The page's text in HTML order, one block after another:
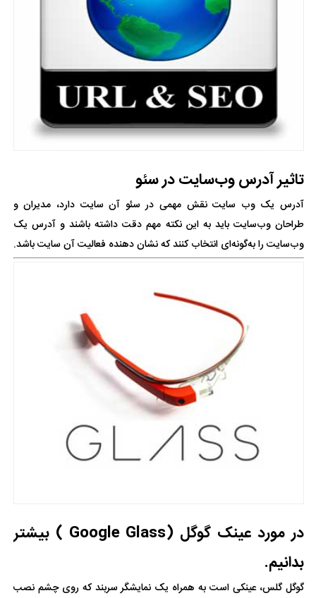
تاثیر آدرس وب‌سایت در سئو
آدرس یک وب سایت نقش مهمی در سئو آن سایت دارد، مدیران و
طراحان وب‌سایت باید به این نکته مهم دقت داشته باشند و آدرس یک
وب‌سایت را به‌گونه‌ای انتخاب کنند که نشان ‌دهنده فعالیت آن سایت باشد.
در مورد عینک گوگل (Google Glass ) بیشتر
بدانیم.
گوگل گلس، عینکی است به همراه یک نمایشگر سربند که روی چشم نصب